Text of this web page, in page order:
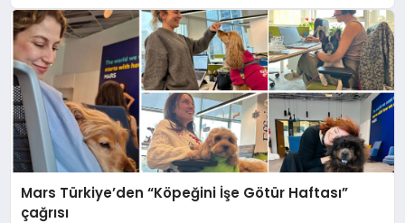
Mars Türkiye’den “Köpeğini İşe Götür Haftası”
çağrısı